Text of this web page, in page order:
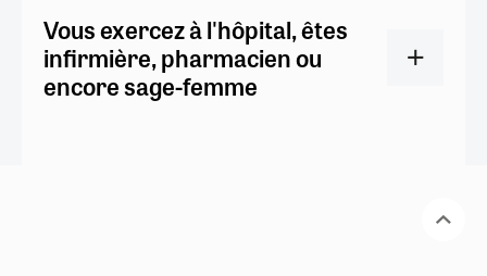
Vous exercez à l'hôpital, êtes
infirmière, pharmacien ou
encore sage-femme